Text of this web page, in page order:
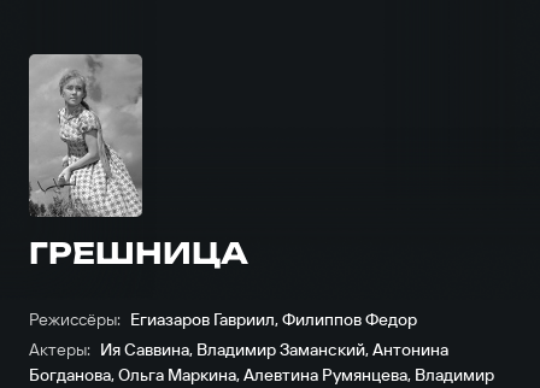
ГРЕШНИЦА
Режиссёры: Егиазаров Гавриил,Филиппов Федор
Актеры: Ия Саввина, Владимир Заманский,Антонина
Богданова,Ольга Маркина,Алевтина Румянцева, Владимир